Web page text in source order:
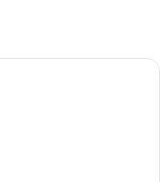
、遮光布/窗簾、隔音、免費無線